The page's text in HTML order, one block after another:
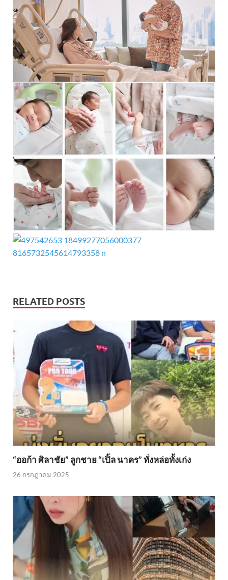
RELATED POSTS
“ออก้า ศิลาชัย” ลูกชาย “เปิ้ล นาคร” ทั่งหล่อทั้งเก่ง
26 กรกฎาคม 2025